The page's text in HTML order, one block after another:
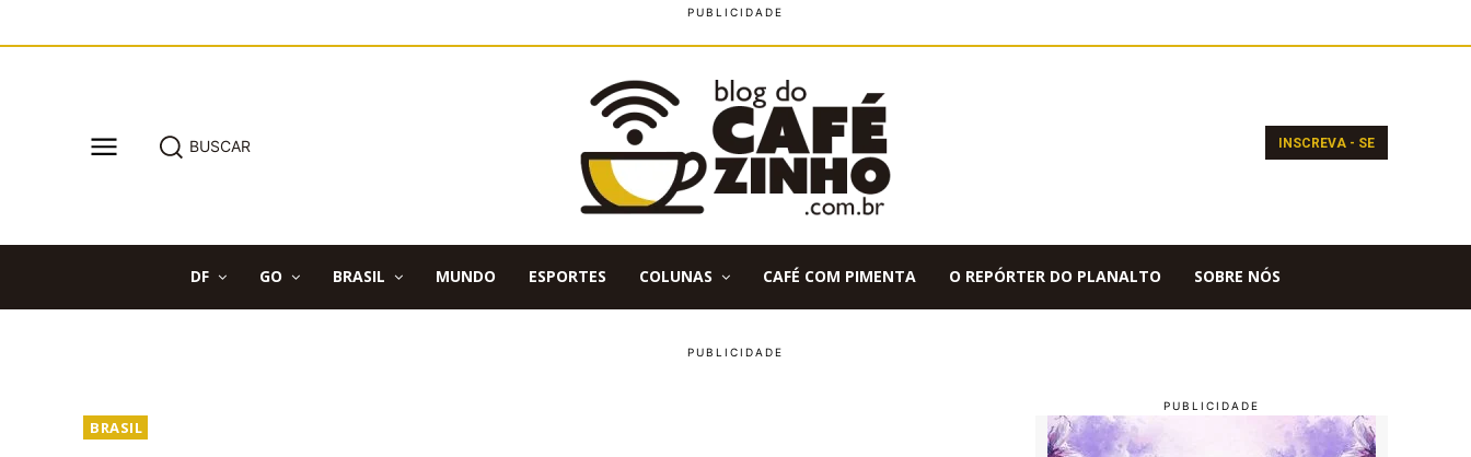
BUSCAR INSCREVA - SE
DF GO BRASIL MUNDO ESPORTES COLUNAS CAFÉ COM PIMENTA O REPÓRTER DO PLANALTO SOBRE NÓS
BRASIL